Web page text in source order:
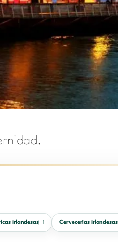
irlandesas 1 Cervecerías irlandesas